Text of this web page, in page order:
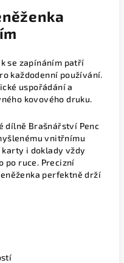
se zapínáním patří
každodenní používání.
uspořádání a
kovového druku.
dílně Brašnářství Penc
vnitřnímu
i doklady vždy
po ruce. Precizní
perfektně drží